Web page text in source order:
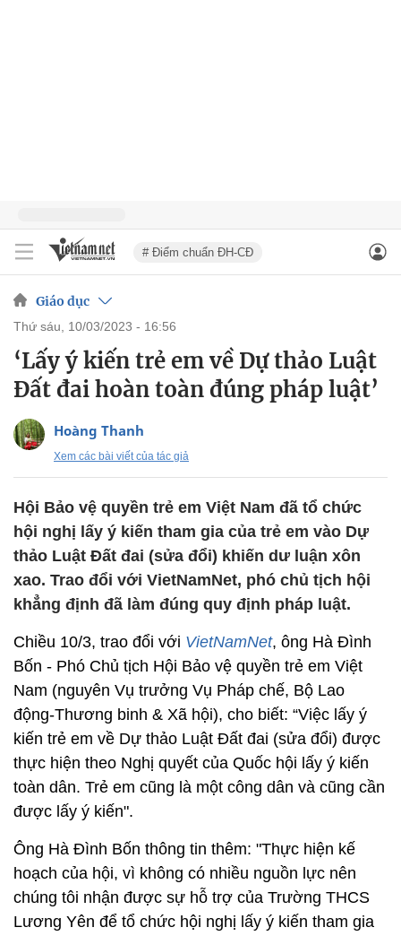
# Điểm chuẩn ĐH-CĐ
Giáo dục
thứ sáu, 10/03/2023 - 16:56
‘Lấy ý kiến trẻ em về Dự thảo Luật
Đất đai hoàn toàn đúng pháp luật’
Hoàng Thanh
Xem các bài viết của tác giả
Hội Bảo vệ quyền trẻ em Việt Nam đã tổ chức
hội nghị lấy ý kiến tham gia của trẻ em vào Dự
thảo Luật Đất đai (sửa đổi) khiến dư luận xôn
xao. Trao đổi với VietNamNet, phó chủ tịch hội
khẳng định đã làm đúng quy định pháp luật.
Chiều 10/3, trao đổi với VietNamNet, ông Hà Đình
Bốn - Phó Chủ tịch Hội Bảo vệ quyền trẻ em Việt
Nam (nguyên Vụ trưởng Vụ Pháp chế, Bộ Lao
động-Thương binh & Xã hội), cho biết: “Việc lấy ý
kiến trẻ em về Dự thảo Luật Đất đai (sửa đổi) được
thực hiện theo Nghị quyết của Quốc hội lấy ý kiến
toàn dân. Trẻ em cũng là một công dân và cũng cần
được lấy ý kiến".
Ông Hà Đình Bốn thông tin thêm: "Thực hiện kế
hoạch của hội, vì không có nhiều nguồn lực nên
chúng tôi nhận được sự hỗ trợ của Trường THCS
Lương Yên để tổ chức hội nghị lấy ý kiến tham gia